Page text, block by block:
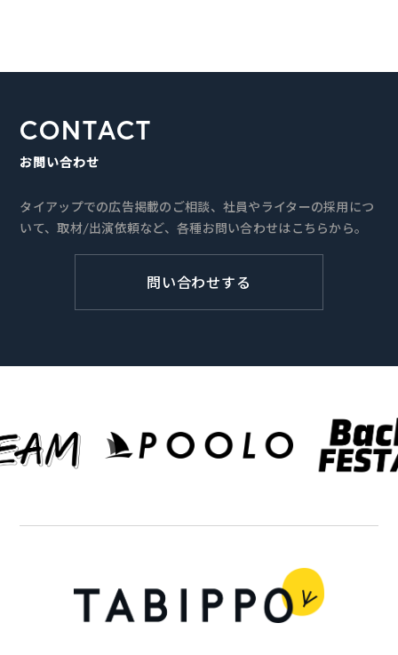
CONTACT
お問い合わせ
タイアップでの広告掲載のご相談、社員やライターの採用につ
いて、取材/出演依頼など、各種お問い合わせはこちらから。
問い合わせする